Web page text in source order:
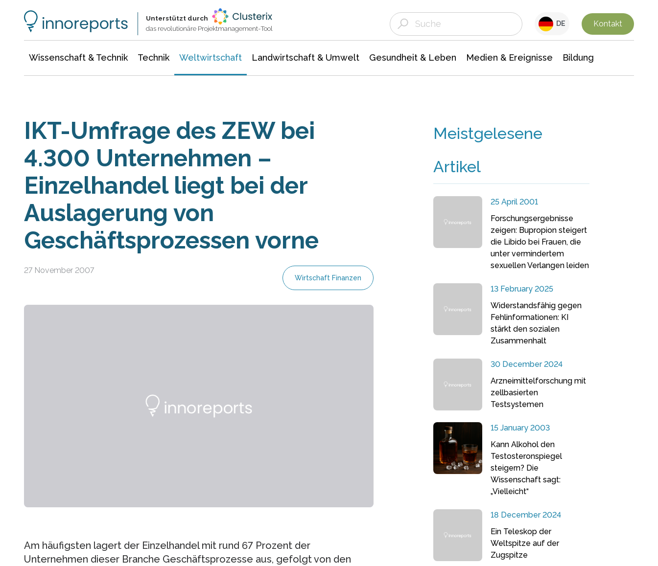
Unterstützt durch
das revolutionäre Projektmanagement-Tool
DE Kontakt
Wissenschaft & Technik Technik Weltwirtschaft Landwirtschaft & Umwelt Gesundheit & Leben Medien & Ereignisse Bildung
IKT-Umfrage des ZEW bei
4.300 Unternehmen –
Einzelhandel liegt bei der
Auslagerung von
Geschäftsprozessen vorne
27 November 2007
Wirtschaft Finanzen
Am häufigsten lagert der Einzelhandel mit rund 67 Prozent der
Unternehmen dieser Branche Geschäftsprozesse aus, gefolgt von den
Meistgelesene
Artikel
25 April 2001
Forschungsergebnisse
zeigen: Bupropion steigert
die Libido bei Frauen, die
unter vermindertem
sexuellen Verlangen leiden
13 February 2025
Widerstandsfähig gegen
Fehlinformationen: KI
stärkt den sozialen
Zusammenhalt
30 December 2024
Arzneimittelforschung mit
zellbasierten
Testsystemen
15 January 2003
Kann Alkohol den
Testosteronspiegel
steigern? Die
Wissenschaft sagt:
„Vielleicht“
18 December 2024
Ein Teleskop der
Weltspitze auf der
Zugspitze